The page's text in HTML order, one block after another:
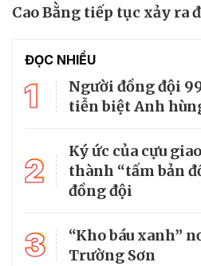
Cao Bằng tiếp tục xảy ra
ĐỌC NHIỀU
1
Người đồng đội
tiễn biệt Anh
2
Ký ức của cựu
thành “tấm bản
đồng đội
3
“Kho báu xanh”
Trường Sơn